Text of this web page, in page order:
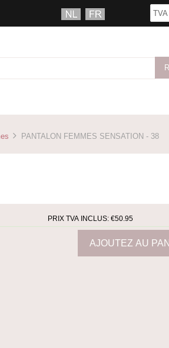
PANTALON FEMMES SENSATION - 38
PRIX TVA INCLUS: €50.95